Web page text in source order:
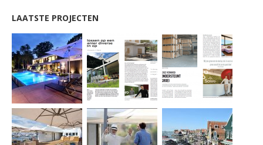
LAATSTE PROJECTEN